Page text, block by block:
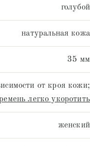
голубой
натуральная кожа
35 мм
от кроя кожи;
легко укоротить
женский